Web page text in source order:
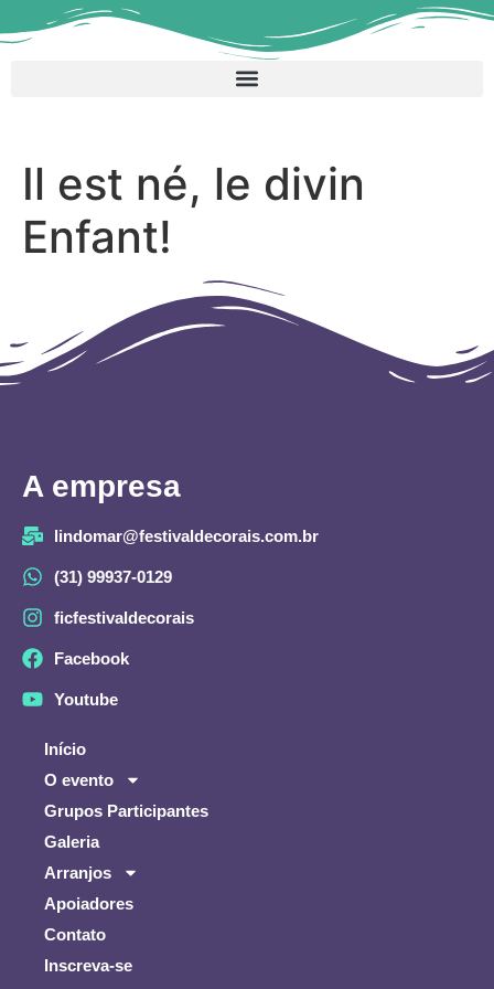
Il est né, le divin
Enfant!
A empresa
lindomar@festivaldecorais.com.br
(31) 99937-0129
ficfestivaldecorais
Facebook
Youtube
Início
O evento
Grupos Participantes
Galeria
Arranjos
Apoiadores
Contato
Inscreva-se